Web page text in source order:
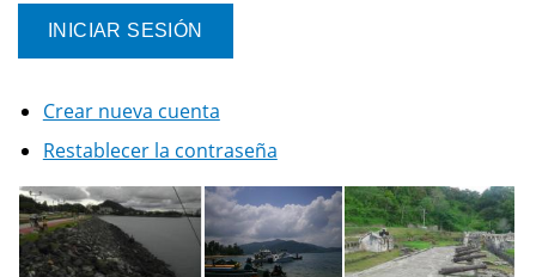
Crear nueva cuenta
Restablecer la contraseña